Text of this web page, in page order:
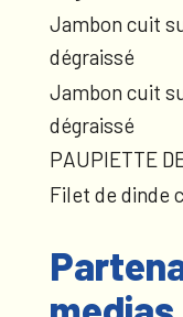
Jambon cuit
dégraissé
Jambon cuit
dégraissé
PAUPIETTE
Filet de dinde